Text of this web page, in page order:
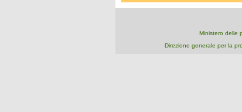
Ministero delle
Direzione generale per la